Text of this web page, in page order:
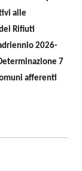
alle
Rifiuti
2026-
7
afferenti